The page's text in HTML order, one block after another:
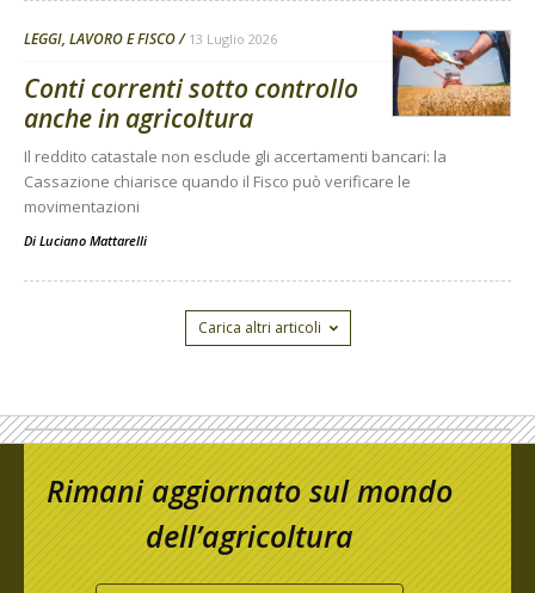
LEGGI, LAVORO E FISCO 13 Luglio 2026
Conti correnti sotto controllo
anche in agricoltura
Il reddito catastale non esclude gli accertamenti bancari: la
Cassazione chiarisce quando il Fisco può verificare le
movimentazioni
Di Luciano Mattarelli
Carica altri articoli
Rimani aggiornato sul mondo
dell’agricoltura